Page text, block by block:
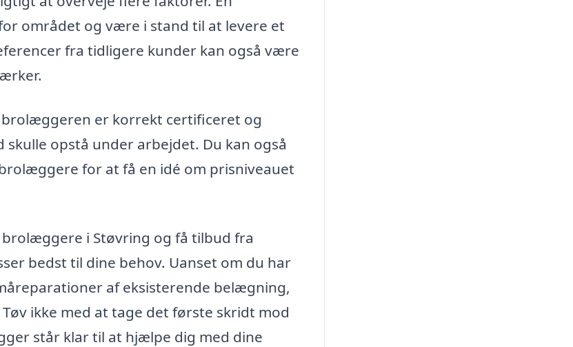
området og være i stand til at levere et
fra tidligere kunder kan også være
er korrekt certificeret og
opstå under arbejdet. Du kan også
for at få en idé om prisniveauet
i Støvring og få tilbud fra
bedst til dine behov. Uanset om du har
af eksisterende belægning,
ikke med at tage det første skridt mod
står klar til at hjælpe dig med dine